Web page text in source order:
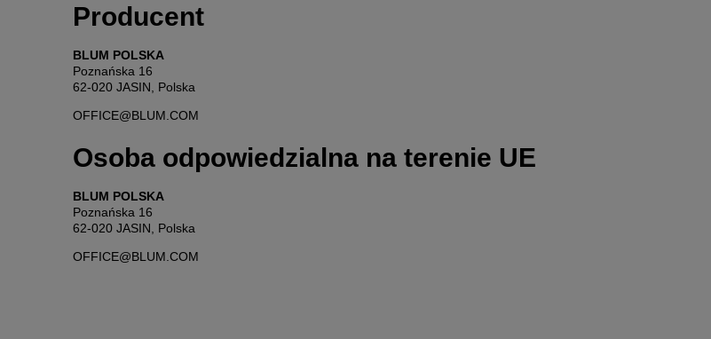
Producent
BLUM POLSKA
Poznańska 16
62-020 JASIN, Polska
OFFICE@BLUM.COM
Osoba odpowiedzialna na terenie UE
BLUM POLSKA
Poznańska 16
62-020 JASIN, Polska
OFFICE@BLUM.COM